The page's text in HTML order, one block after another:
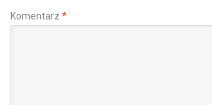
Komentarz *